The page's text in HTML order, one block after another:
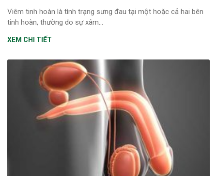
Viêm tinh hoàn là tình trạng sưng đau tại một hoặc cả hai bên
tinh hoàn, thường do sự xâm...
XEM CHI TIẾT